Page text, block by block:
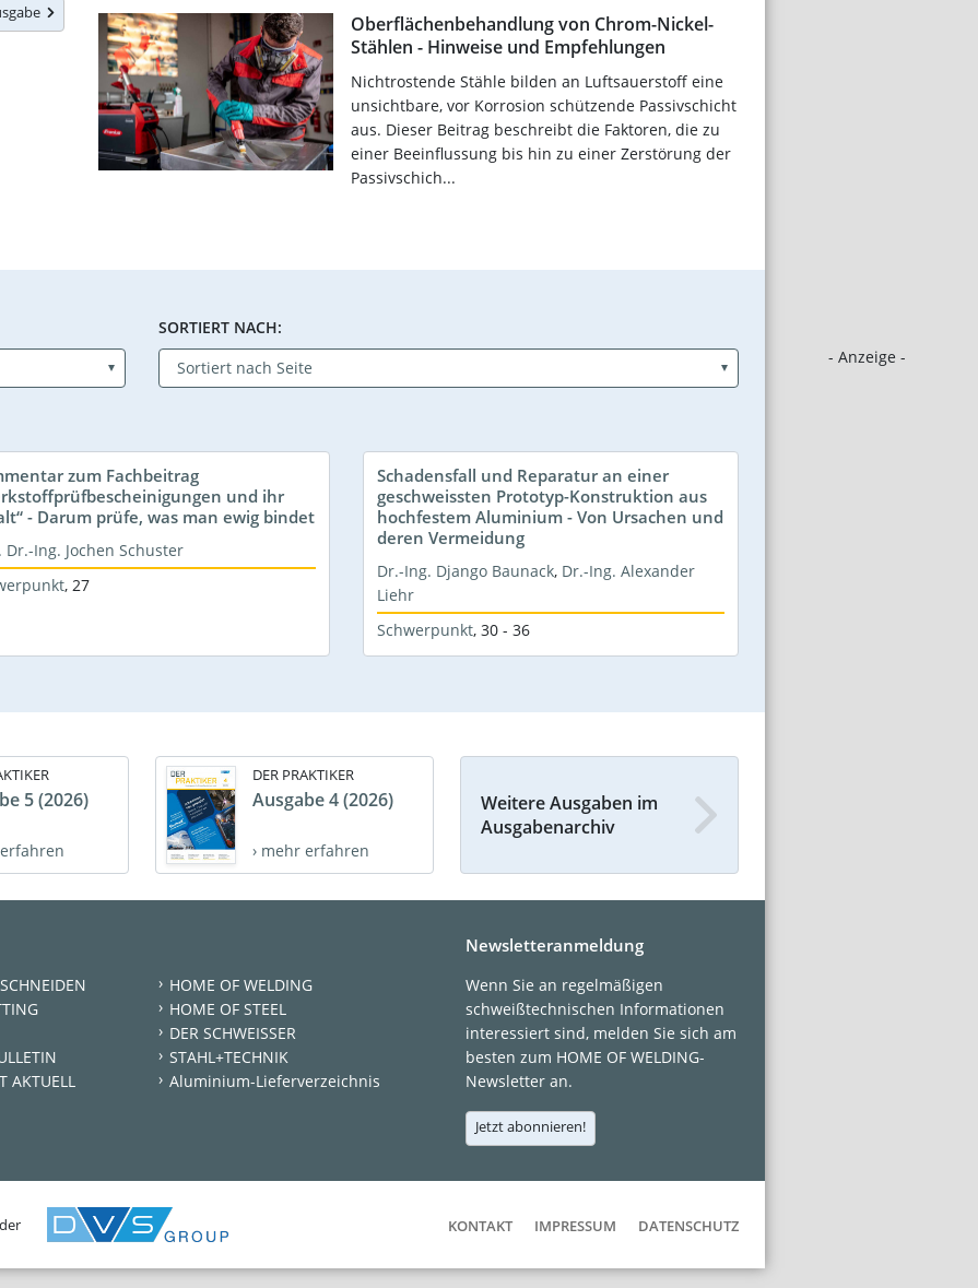
- Anzeige -
Oberflächenbehandlung von Chrom-Nickel-
Stählen - Hinweise und Empfehlungen
Nichtrostende Stähle bilden an Luftsauerstoff eine
unsichtbare, vor Korrosion schützende Passivschicht
aus. Dieser Beitrag beschreibt die Faktoren, die zu
einer Beeinflussung bis hin zu einer Zerstörung der
Passivschich...
SORTIERT NACH:
zum Fachbeitrag
und ihr
- Darum prüfe, was man ewig bindet
Dr.-Ing. Jochen Schuster
, 27
Schadensfall und Reparatur an einer
geschweissten Prototyp-Konstruktion aus
hochfestem Aluminium - Von Ursachen und
deren Vermeidung
Dr.-Ing. Django Baunack, Dr.-Ing. Alexander
Liehr
Schwerpunkt, 30 - 36
5 (2026)
DER PRAKTIKER
Ausgabe 4 (2026)
› mehr erfahren
Weitere Ausgaben im
Ausgabenarchiv
AKTUELL
HOME OF WELDING
HOME OF STEEL
DER SCHWEISSER
STAHL+TECHNIK
Aluminium-Lieferverzeichnis
Newsletteranmeldung
Wenn Sie an regelmäßigen
schweißtechnischen Informationen
interessiert sind, melden Sie sich am
besten zum HOME OF WELDING-
Newsletter an.
Jetzt abonnieren!
KONTAKT IMPRESSUM DATENSCHUTZ